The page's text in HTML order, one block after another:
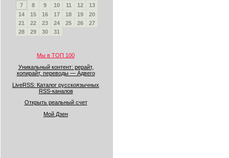
7
8 9 10 11 12
13
14
15 16 17 18 19
20
21
22 23 24 25 26
27
28
29 30 31
Мы в ТОП 100
Уникальный контент: рерайт,
копирайт, переводы — Адвего
LiveRSS: Каталог русскоязычных
RSS-каналов
Открыть реальный счет
Мой Дзен